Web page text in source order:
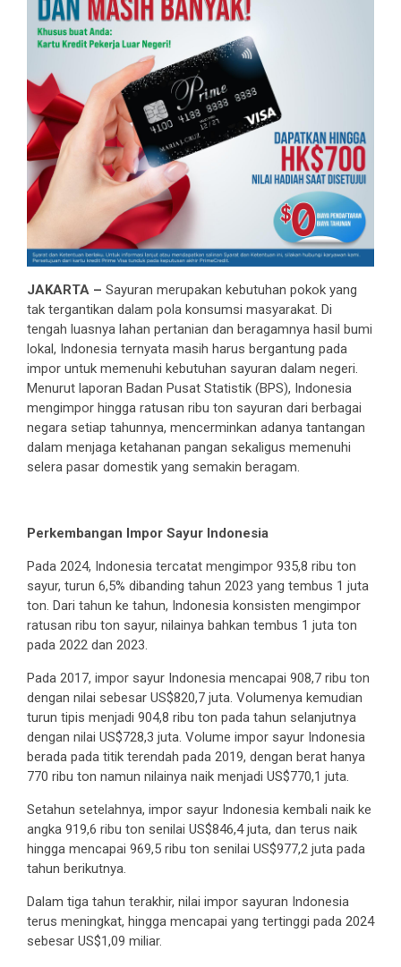
JAKARTA – Sayuran merupakan kebutuhan pokok yang
tak tergantikan dalam pola konsumsi masyarakat. Di
tengah luasnya lahan pertanian dan beragamnya hasil bumi
lokal, Indonesia ternyata masih harus bergantung pada
impor untuk memenuhi kebutuhan sayuran dalam negeri.
Menurut laporan Badan Pusat Statistik (BPS), Indonesia
mengimpor hingga ratusan ribu ton sayuran dari berbagai
negara setiap tahunnya, mencerminkan adanya tantangan
dalam menjaga ketahanan pangan sekaligus memenuhi
selera pasar domestik yang semakin beragam.
Perkembangan Impor Sayur Indonesia
Pada 2024, Indonesia tercatat mengimpor 935,8 ribu ton
sayur, turun 6,5% dibanding tahun 2023 yang tembus 1 juta
ton. Dari tahun ke tahun, Indonesia konsisten mengimpor
ratusan ribu ton sayur, nilainya bahkan tembus 1 juta ton
pada 2022 dan 2023.
Pada 2017, impor sayur Indonesia mencapai 908,7 ribu ton
dengan nilai sebesar US$820,7 juta. Volumenya kemudian
turun tipis menjadi 904,8 ribu ton pada tahun selanjutnya
dengan nilai US$728,3 juta. Volume impor sayur Indonesia
berada pada titik terendah pada 2019, dengan berat hanya
770 ribu ton namun nilainya naik menjadi US$770,1 juta.
Setahun setelahnya, impor sayur Indonesia kembali naik ke
angka 919,6 ribu ton senilai US$846,4 juta, dan terus naik
hingga mencapai 969,5 ribu ton senilai US$977,2 juta pada
tahun berikutnya.
Dalam tiga tahun terakhir, nilai impor sayuran Indonesia
terus meningkat, hingga mencapai yang tertinggi pada 2024
sebesar US$1,09 miliar.